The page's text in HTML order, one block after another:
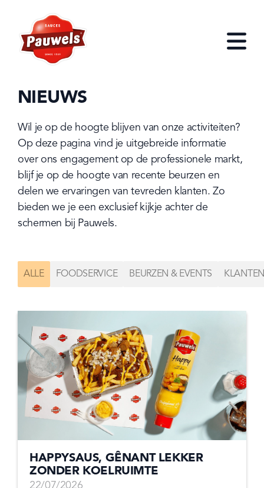
NIEUWS
Wil je op de hoogte blijven van onze activiteiten?
Op deze pagina vind je uitgebreide informatie
over ons engagement op de professionele markt,
blijf je op de hoogte van recente beurzen en
delen we ervaringen van tevreden klanten. Zo
bieden we je een exclusief kijkje achter de
schermen bij Pauwels.
ALLE FOODSERVICE BEURZEN & EVENTS
HAPPYSAUS, GÊNANT LEKKER
ZONDER KOELRUIMTE
22/07/2026